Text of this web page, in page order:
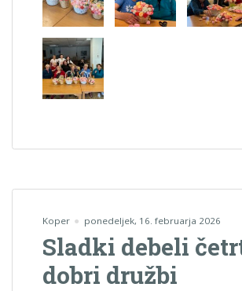
Koper ponedeljek, 16. februarja 2026
Sladki debeli
dobri družbi